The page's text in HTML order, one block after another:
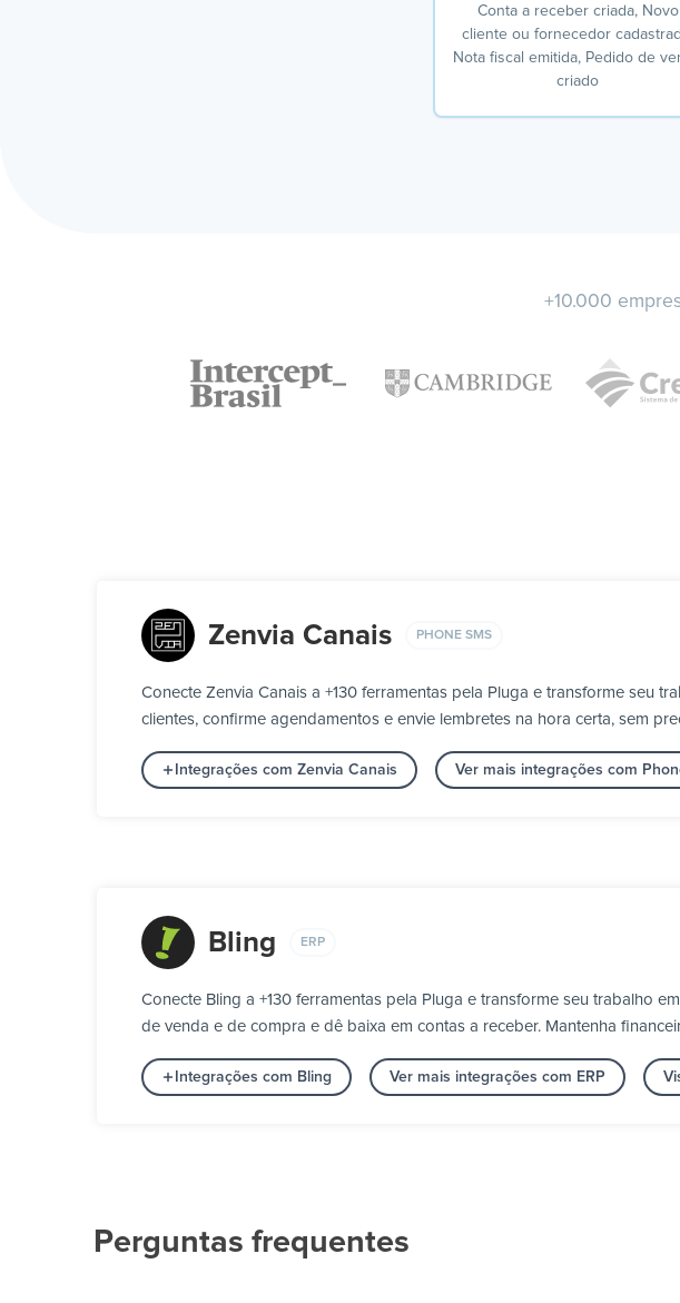
Conta a receber criada, Novo
cliente ou fornecedor
Nota fiscal emitida, Pedido de
criado
+10.000
Zenvia Canais PHONE SMS
Conecte Zenvia Canais a +130 ferramentas pela Pluga e transforme seu
clientes, confirme agendamentos e envie lembretes na hora certa, sem
Integrações com Zenvia Canais Ver mais integrações com
Bling ERP
Conecte Bling a +130 ferramentas pela Pluga e transforme seu trabalho
de venda e de compra e dê baixa em contas a receber. Mantenha
Integrações com Bling Ver mais integrações com ERP
Perguntas frequentes